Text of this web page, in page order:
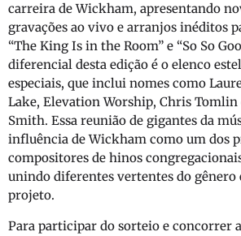
carreira de Wickham, apresentando
gravações ao vivo e arranjos inéditos
“The King Is in the Room” e “So So
diferencial desta edição é o elenco
especiais, que inclui nomes como
Lake, Elevation Worship, Chris Tomlin
Smith. Essa reunião de gigantes da
influência de Wickham como um dos
compositores de hinos
unindo diferentes vertentes do gênero
projeto.
Para participar do sorteio e concorrer